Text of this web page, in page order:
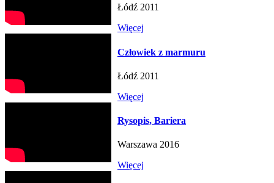
Łódź 2011
Więcej
Człowiek z marmuru
Łódź 2011
Więcej
Rysopis, Bariera
Warszawa 2016
Więcej